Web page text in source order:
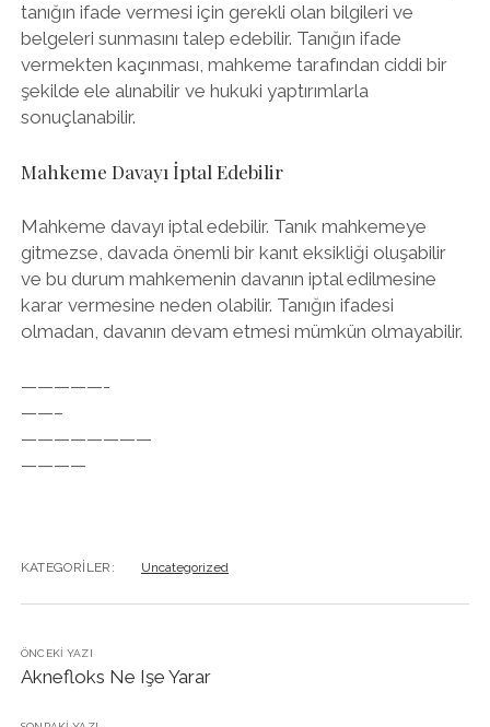
tanığın ifade vermesi için gerekli olan bilgileri ve
belgeleri sunmasını talep edebilir. Tanığın ifade
vermekten kaçınması, mahkeme tarafından ciddi bir
şekilde ele alınabilir ve hukuki yaptırımlarla
sonuçlanabilir.
Mahkeme Davayı İptal Edebilir
Mahkeme davayı iptal edebilir. Tanık mahkemeye
gitmezse, davada önemli bir kanıt eksikliği oluşabilir
ve bu durum mahkemenin davanın iptal edilmesine
karar vermesine neden olabilir. Tanığın ifadesi
olmadan, davanın devam etmesi mümkün olmayabilir.
—————-
——–
————————
————
KATEGORILER: Uncategorized
ÖNCEKI YAZI
Aknefloks Ne Işe Yarar